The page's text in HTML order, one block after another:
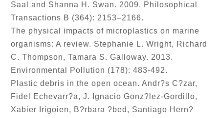
Saal and Shanna H. Swan. 2009. Philosophical
Transactions B (364): 2153–2166.
The physical impacts of microplastics on marine
organisms: A review. Stephanie L. Wright, Richard
C. Thompson, Tamara S. Galloway. 2013.
Environmental Pollution (178): 483-492.
Plastic debris in the open ocean. Andr?s C?zar,
Fidel Echevarr?a, J. Ignacio Gonz?lez-Gordillo,
Xabier Irigoien, B?rbara ?bed, Santiago Hern?